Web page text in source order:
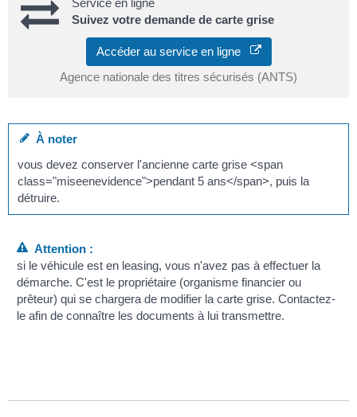
Service en ligne
Suivez votre demande de carte grise
Accéder au service en ligne
Agence nationale des titres sécurisés (ANTS)
À noter
vous devez conserver l'ancienne carte grise <span
class="miseenevidence">pendant 5 ans</span>, puis la
détruire.
Attention :
si le véhicule est en leasing, vous n'avez pas à effectuer la
démarche. C'est le propriétaire (organisme financier ou
prêteur) qui se chargera de modifier la carte grise. Contactez-
le afin de connaître les documents à lui transmettre.